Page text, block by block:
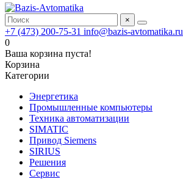
×
+7 (473) 200-75-31 info@bazis-avtomatika.ru
0
Ваша корзина пуста!
Корзина
Категории
Энергетика
Промышленные компьютеры
Техника автоматизации
SIMATIC
Привод Siemens
SIRIUS
Решения
Сервис